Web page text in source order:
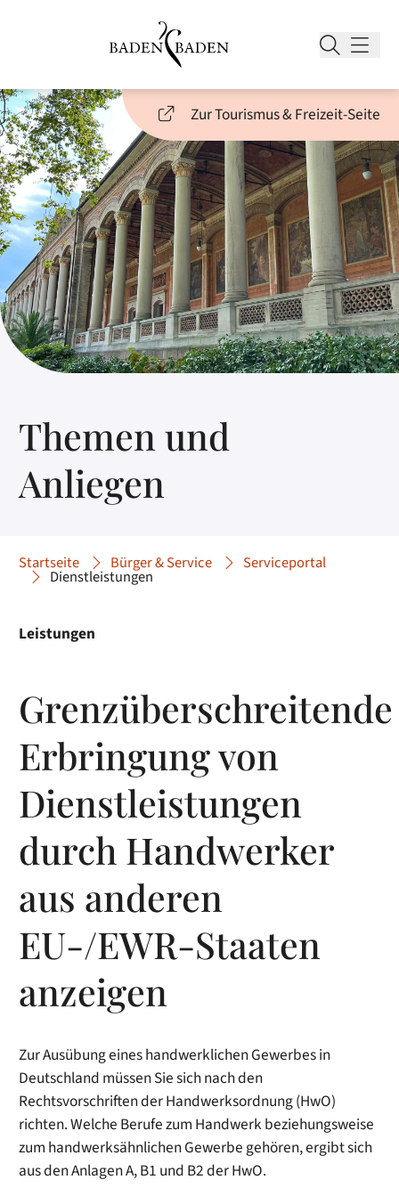
Zur Tourismus & Freizeit-Seite
Themen und
Anliegen
Startseite Bürger & Service Serviceportal
Dienstleistungen
Leistungen
Grenzüberschreitende
Erbringung von
Dienstleistungen
durch Handwerker
aus anderen
EU-/EWR-Staaten
anzeigen
Zur Ausübung eines handwerklichen Gewerbes in
Deutschland müssen Sie sich nach den
Rechtsvorschriften der Handwerksordnung (HwO)
richten. Welche Berufe zum Handwerk beziehungsweise
zum handwerksähnlichen Gewerbe gehören, ergibt sich
aus den Anlagen A, B1 und B2 der HwO.